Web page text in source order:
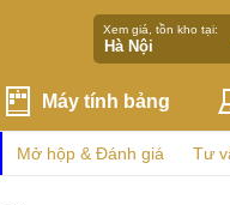
Xem giá, tồn kho tại:
Máy tính bảng
Mở hộp & Đánh giá Tư